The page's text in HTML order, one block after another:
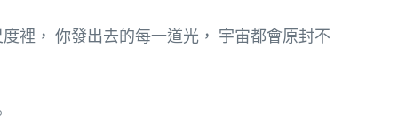
裡， 你發出去的每一道光， 宇宙都會原封不